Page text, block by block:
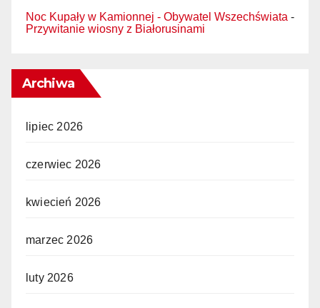
Noc Kupały w Kamionnej - Obywatel Wszechświata -
Przywitanie wiosny z Białorusinami
Archiwa
lipiec 2026
czerwiec 2026
kwiecień 2026
marzec 2026
luty 2026